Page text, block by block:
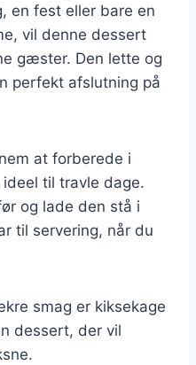
en fest eller bare en
vil denne dessert
gæster. Den lette og
perfekt afslutning på
at forberede i
til travle dage.
og lade den stå i
til servering, når du
smag er kiksekage
dessert, der vil